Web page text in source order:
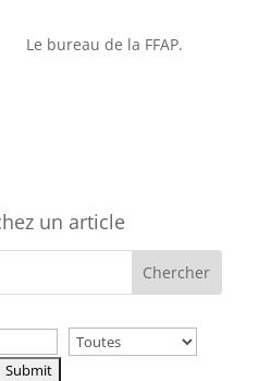
Le bureau de la FFAP.
un article